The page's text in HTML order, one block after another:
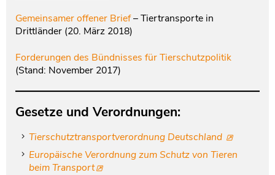
Gemeinsamer offener Brief– Tiertransporte in
Drittländer (20. März 2018)
Forderungen des Bündnisses für Tierschutzpolitik
(Stand: November 2017)
Gesetze und Verordnungen:
Tierschutztransportverordnung Deutschland
Europäische Verordnung zum Schutz von Tieren
beim Transport